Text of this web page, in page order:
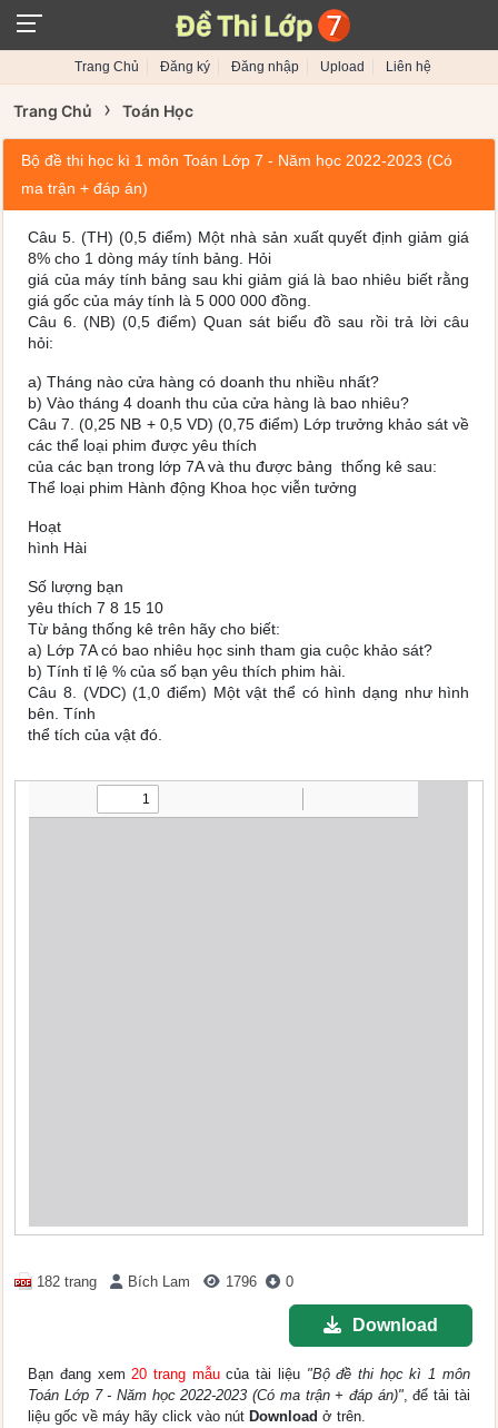
Trang Chủ Đăng ký Đăng nhập Upload Liên hệ
Trang Chủ › Toán Học
Bộ đề thi học kì 1 môn Toán Lớp 7 - Năm học 2022-2023 (Có
ma trận + đáp án)
Câu 5. (TH) (0,5 điểm) Một nhà sản xuất quyết định giảm giá
8% cho 1 dòng máy tính bảng. Hỏi
giá của máy tính bảng sau khi giảm giá là bao nhiêu biết rằng
giá gốc của máy tính là 5 000 000 đồng.
Câu 6. (NB) (0,5 điểm) Quan sát biểu đồ sau rồi trả lời câu
hỏi:
a) Tháng nào cửa hàng có doanh thu nhiều nhất?
b) Vào tháng 4 doanh thu của cửa hàng là bao nhiêu?
Câu 7. (0,25 NB + 0,5 VD) (0,75 điểm) Lớp trưởng khảo sát về
các thể loại phim được yêu thích
của các bạn trong lớp 7A và thu được bảng thống kê sau:
Thể loại phim Hành động Khoa học viễn tưởng
Hoạt
hình Hài
Số lượng bạn
yêu thích 7 8 15 10
Từ bảng thống kê trên hãy cho biết:
a) Lớp 7A có bao nhiêu học sinh tham gia cuộc khảo sát?
b) Tính tỉ lệ % của số bạn yêu thích phim hài.
Câu 8. (VDC) (1,0 điểm) Một vật thể có hình dạng như hình
bên. Tính
thể tích của vật đó.
182 trang Bích Lam 1796 0
Download
Bạn đang xem20 trang mẫucủa tài liệu "Bộ đề thi học kì 1 môn
Toán Lớp 7 - Năm học 2022-2023 (Có ma trận + đáp án)", để tải tài
liệu gốc về máy hãy click vào nút Download ở trên.